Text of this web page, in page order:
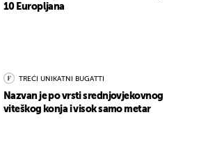
10 Europljana
TREĆI UNIKATNI BUGATTI
Nazvan je po vrsti srednjovjekovnog
viteškog konja i visok samo metar